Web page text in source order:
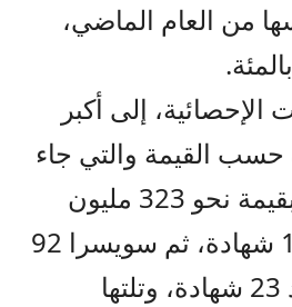
من العام الماضي،
إلى أكبر
حسب القيمة والتي جاء
بمقدمتها العراق بقيمة نحو 323 مليون
دينار، وبعدد 1343 شهادة، ثم سويسرا 92
مليون دينار وبعدد 23 شهادة، وتلتها